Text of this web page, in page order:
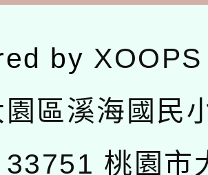
by XOOPS
園區溪海國民
33751 桃園市